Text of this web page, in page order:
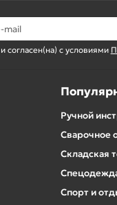
согласен(на) с условиями
Ручной
Сварочное
Складская
Спорт и